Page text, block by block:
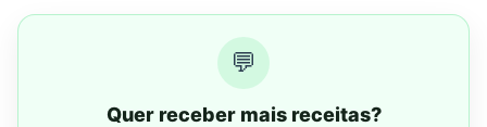
💬
Quer receber mais receitas?